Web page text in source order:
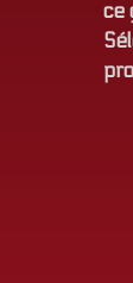
ce